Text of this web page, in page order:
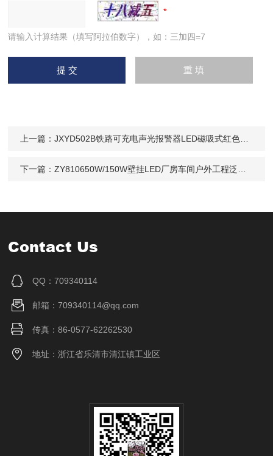
请输入计算结果（填写阿拉伯数字），如：三加四=7
上一篇：JXYD502B铁路可充电声光报警器LED磁吸式红色频闪
下一篇：ZY810650W/150W壁挂LED厂房车间户外工程泛光灯
Contact Us
QQ：709340114
邮箱：709340114@qq.com
传真：86-0577-62262530
地址：浙江省乐清市清江镇工业区